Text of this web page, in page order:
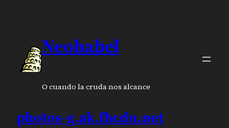
Neobabel
O cuando la cruda nos alcance
photos-g.ak.fbcdn.net